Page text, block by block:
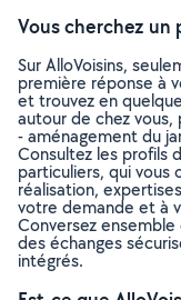
Vous cherchez un
Sur AlloVoisins,
première réponse à
et trouvez en
autour de chez
- aménagement du
Consultez les profils
particuliers, qui
réalisation,
votre demande et à
Conversez
des échanges
intégrés.